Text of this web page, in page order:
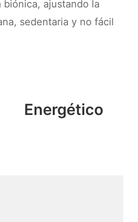
ajustando la
sedentaria y no fácil
Energético